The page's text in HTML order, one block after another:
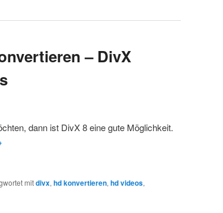
– DivX
dann ist DivX 8 eine gute Möglichkeit.
mitdivx, hd konvertieren, hd videos,